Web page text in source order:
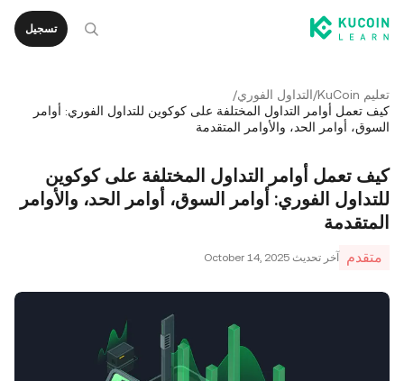
تسجيل
تعليم KuCoin /التداول الفوري/
كيف تعمل أوامر التداول المختلفة على كوكوين للتداول الفوري: أوامر
السوق، أوامر الحد، والأوامر المتقدمة
كيف تعمل أوامر التداول المختلفة على كوكوين
للتداول الفوري: أوامر السوق، أوامر الحد، والأوامر
المتقدمة
متقدم آخر تحديث October 14, 2025